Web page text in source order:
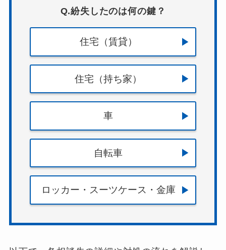
Q.紛失したのは何の鍵？
住宅（賃貸）
住宅（持ち家）
車
自転車
ロッカー・スーツケース・金庫